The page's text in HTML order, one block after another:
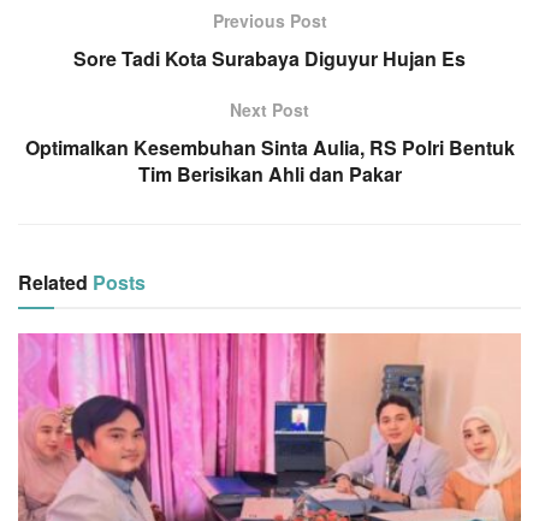
Previous Post
Sore Tadi Kota Surabaya Diguyur Hujan Es
Next Post
Optimalkan Kesembuhan Sinta Aulia, RS Polri Bentuk
Tim Berisikan Ahli dan Pakar
Related Posts